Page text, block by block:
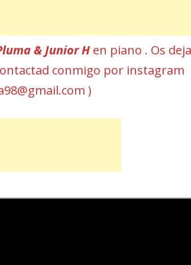
& Junior H en piano . Os
conmigo por instagram
)